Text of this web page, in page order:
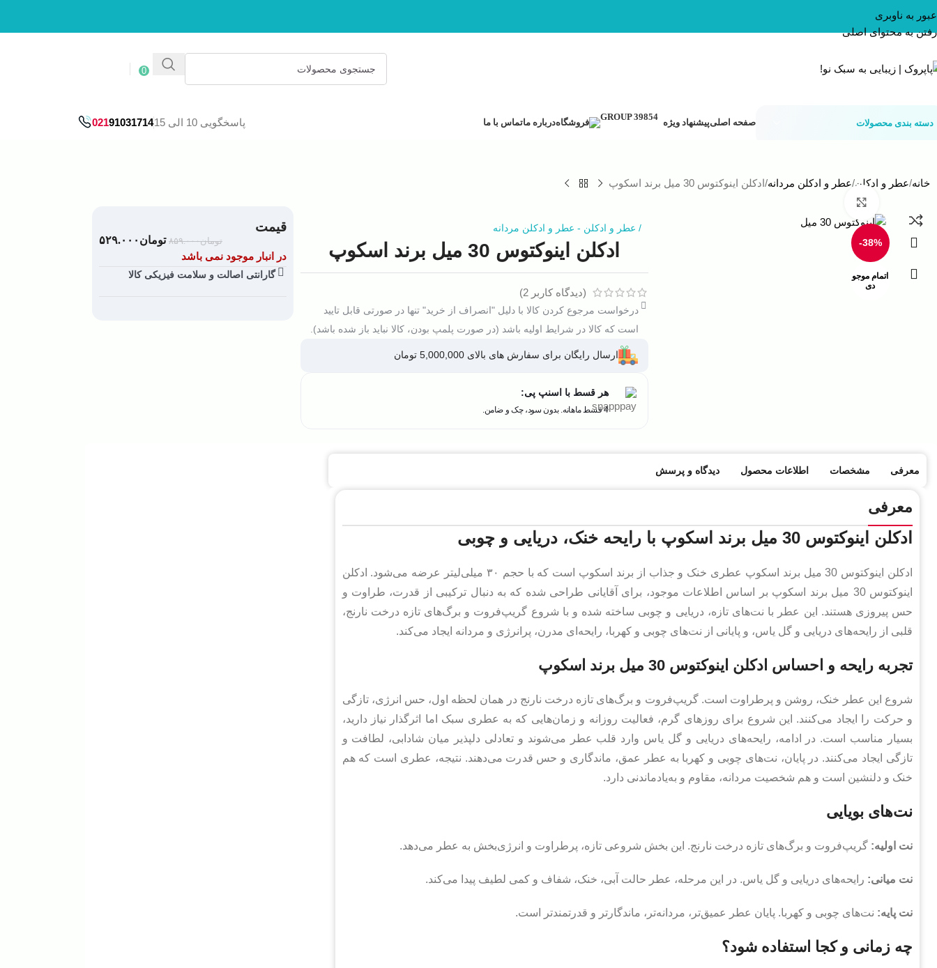
عبور به ناوبری
رفتن به محتوای اصلی
0
دسته بندی محصولات صفحه اصلیپیشنهاد ویژه فروشگاهدرباره ماتماس با ما پاسخگویی 10 الی 15 02191031714
خانه عطر و ادکلن عطر و ادکلن مردانه ادکلن اینوکتوس 30 میل برند اسکوپ
-38%
اتمام موجو
دی
/ عطر و ادکلن - عطر و ادکلن مردانه
ادکلن اینوکتوس 30 میل برند اسکوپ
(دیدگاه کاربر2
)
درخواست مرجوع کردن کالا با دلیل "انصراف از خرید" تنها در صورتی قابل تایید
است که کالا در شرایط اولیه باشد (در صورت پلمپ بودن، کالا نباید باز شده باشد).
ارسال رایگان برای سفارش های بالای 5,000,000 تومان
هر قسط با اسنپ پی:
4 قسط ماهانه. بدون سود، چک و ضامن.
قیمت
تومان۸۵۹.۰۰۰ تومان ۵۲۹.۰۰۰
در انبار موجود نمی باشد
گارانتی اصالت و سلامت فیزیکی کالا
معرفی مشخصات اطلاعات محصول دیدگاه و پرسش
معرفی
ادکلن اینوکتوس 30 میل برند اسکوپ با رایحه خنک، دریایی و چوبی
ادکلن اینوکتوس 30 میل برند اسکوپ عطری خنک و جذاب از برند اسکوپ است که با حجم ۳۰ میلی‌لیتر عرضه می‌شود. ادکلن
اینوکتوس 30 میل برند اسکوپ بر اساس اطلاعات موجود، برای آقایانی طراحی شده که به دنبال ترکیبی از قدرت، طراوت و
حس پیروزی هستند. این عطر با نت‌های تازه، دریایی و چوبی ساخته شده و با شروع گریپ‌فروت و برگ‌های تازه درخت نارنج،
قلبی از رایحه‌های دریایی و گل یاس، و پایانی از نت‌های چوبی و کهربا، رایحه‌ای مدرن، پرانرژی و مردانه ایجاد می‌کند.
تجربه رایحه و احساس ادکلن اینوکتوس 30 میل برند اسکوپ
شروع این عطر خنک، روشن و پرطراوت است. گریپ‌فروت و برگ‌های تازه درخت نارنج در همان لحظه اول، حس انرژی، تازگی
و حرکت را ایجاد می‌کنند. این شروع برای روزهای گرم، فعالیت روزانه و زمان‌هایی که به عطری سبک اما اثرگذار نیاز دارید،
بسیار مناسب است. در ادامه، رایحه‌های دریایی و گل یاس وارد قلب عطر می‌شوند و تعادلی دلپذیر میان شادابی، لطافت و
تازگی ایجاد می‌کنند. در پایان، نت‌های چوبی و کهربا به عطر عمق، ماندگاری و حس قدرت می‌دهند. نتیجه، عطری است که هم
خنک و دلنشین است و هم شخصیت مردانه، مقاوم و به‌یادماندنی دارد.
نت‌های بویایی
نت اولیه: گریپ‌فروت و برگ‌های تازه درخت نارنج. این بخش شروعی تازه، پرطراوت و انرژی‌بخش به عطر می‌دهد.
نت میانی: رایحه‌های دریایی و گل یاس. در این مرحله، عطر حالت آبی، خنک، شفاف و کمی لطیف پیدا می‌کند.
نت پایه: نت‌های چوبی و کهربا. پایان عطر عمیق‌تر، مردانه‌تر، ماندگارتر و قدرتمندتر است.
چه زمانی و کجا استفاده شود؟